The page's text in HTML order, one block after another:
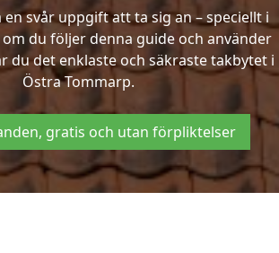
en svår uppgift att ta sig an – speciellt i
du följer denna guide och använder
du det enklaste och säkraste takbytet i
Östra Tommarp.
gratis och utan förpliktelser